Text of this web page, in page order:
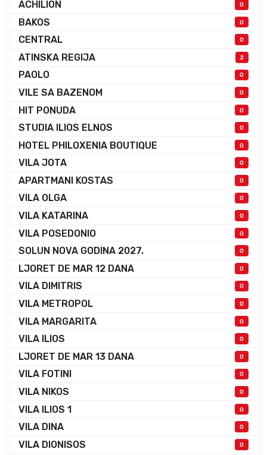
ACHILION 0
BAKOS 0
CENTRAL 0
ATINSKA REGIJA 2
PAOLO 0
VILE SA BAZENOM 0
HIT PONUDA 0
STUDIA ILIOS ELNOS 0
HOTEL PHILOXENIA BOUTIQUE 0
VILA JOTA 0
APARTMANI KOSTAS 0
VILA OLGA 0
VILA KATARINA 0
VILA POSEDONIO 0
SOLUN NOVA GODINA 2027. 0
LJORET DE MAR 12 DANA 0
VILA DIMITRIS 0
VILA METROPOL 0
VILA MARGARITA 0
VILA ILIOS 0
LJORET DE MAR 13 DANA 0
VILA FOTINI 0
VILA NIKOS 0
VILA ILIOS 1 0
VILA DINA 0
VILA DIONISOS 0